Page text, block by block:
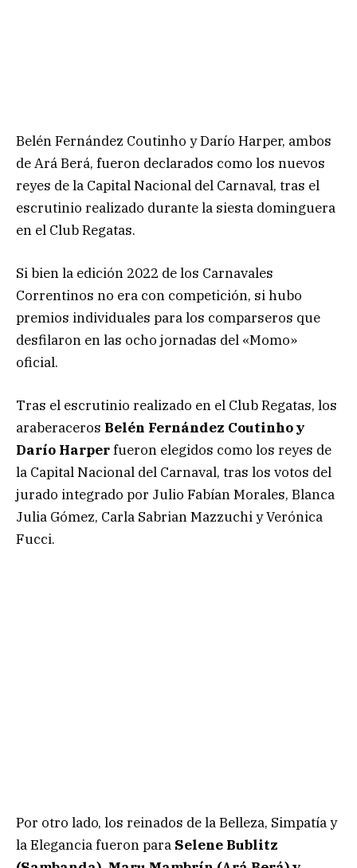
Belén Fernández Coutinho y Darío Harper, ambos
de Ará Berá, fueron declarados como los nuevos
reyes de la Capital Nacional del Carnaval, tras el
escrutinio realizado durante la siesta dominguera
en el Club Regatas.
Si bien la edición 2022 de los Carnavales
Correntinos no era con competición, si hubo
premios individuales para los comparseros que
desfilaron en las ocho jornadas del «Momo»
oficial.
Tras el escrutinio realizado en el Club Regatas, los
araberaceros Belén Fernández Coutinho y
Darío Harperfueron elegidos como los reyes de
la Capital Nacional del Carnaval, tras los votos del
jurado integrado por Julio Fabían Morales, Blanca
Julia Gómez, Carla Sabrian Mazzuchi y Verónica
Fucci.
Por otro lado, los reinados de la Belleza, Simpatía y
la Elegancia fueron para Selene Bublitz